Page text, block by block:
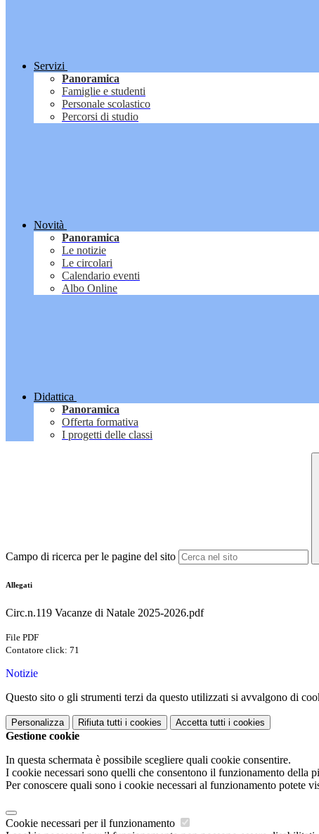
Servizi
Panoramica
Famiglie e studenti
Personale scolastico
Percorsi di studio
Novità
Panoramica
Le notizie
Le circolari
Calendario eventi
Albo Online
Didattica
Panoramica
Offerta formativa
I progetti delle classi
Campo di ricerca per le pagine del sito
Allegati
Circ.n.119 Vacanze di Natale 2025-2026.pdf
File PDF
Contatore click: 71
Notizie
Questo sito o gli strumenti terzi da questo utilizzati si avvalgono di
Personalizza Rifiuta tutti i cookies Accetta tutti i cookies
Gestione cookie
In questa schermata è possibile scegliere quali cookie consentire.
I cookie necessari sono quelli che consentono il funzionamento della
Per conoscere quali sono i cookie necessari al funzionamento potete
Cookie necessari per il funzionamento